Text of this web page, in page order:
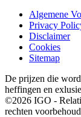
Algemene
Privacy
Disclaimer
Cookies
Sitemap
De prijzen die
heffingen en
©2026 IGO -
rechten